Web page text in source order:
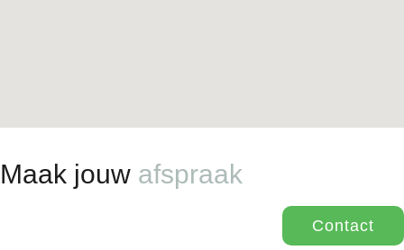
Maak jouw afspraak
Contact